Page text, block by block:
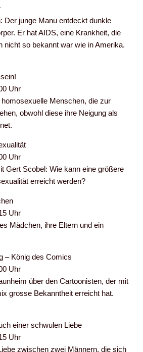
Der junge Manu entdeckt dunkle
Er hat AIDS, eine Krankheit, die
nicht so bekannt war wie in Amerika.
Uhr
Menschen, die zur
obwohl diese ihre Neigung als
Uhr
Gert Scobel: Wie kann eine größere
erreicht werden?
Uhr
Mädchen, ihre Eltern und ein
– König des Comics
Uhr
über den Cartoonisten, der mit
grosse Bekanntheit erreicht hat.
einer schwulen Liebe
Uhr
zwischen zwei Männern, die sich